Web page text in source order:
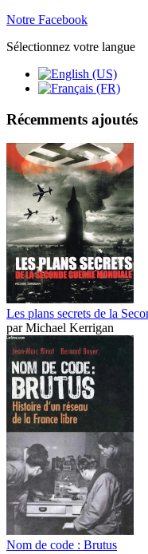
Notre Facebook
Sélectionnez votre langue
Récemments ajoutés
Les plans secrets de la
parMichael Kerrigan
Nom de code : Brutus